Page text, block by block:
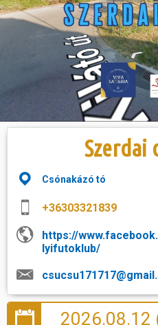
Szállás
Szabadidő
Szerdai
Csónakázó tó
+36303321839
https://
lyifutoklub/
2026.08.12